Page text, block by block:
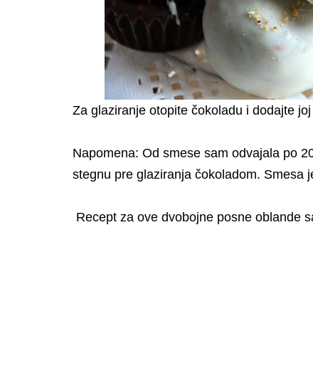
Za glaziranje otopite čokoladu i dodajte
Napomena: Od smese sam odvajala po
stegnu pre glaziranja čokoladom. Smesa
Recept za ove dvobojne posne oblande